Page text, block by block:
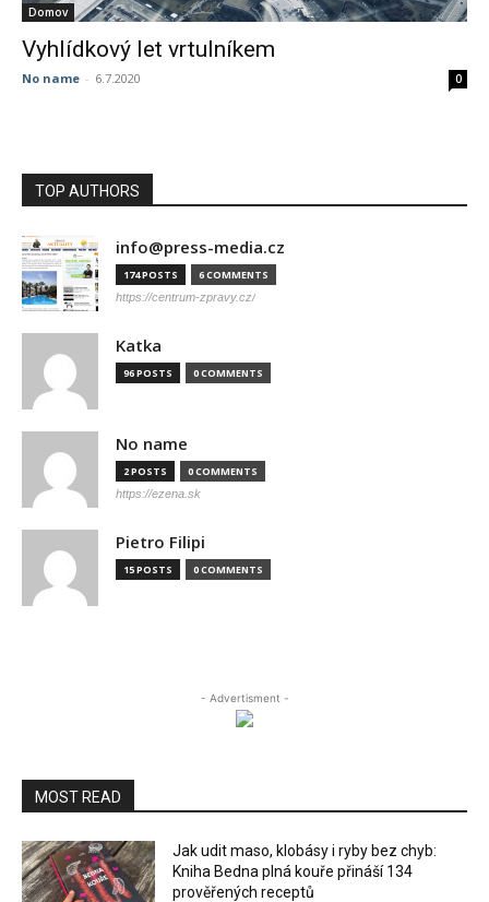
Domov
Vyhlídkový let vrtulníkem
No name - 6.7.2020 0
TOP AUTHORS
info@press-media.cz
174 POSTS 6 COMMENTS
https://centrum-zpravy.cz/
Katka
96 POSTS 0 COMMENTS
No name
2 POSTS 0 COMMENTS
https://ezena.sk
Pietro Filipi
15 POSTS 0 COMMENTS
- Advertisment -
MOST READ
Jak udit maso, klobásy i ryby bez chyb:
Kniha Bedna plná kouře přináší 134
prověřených receptů